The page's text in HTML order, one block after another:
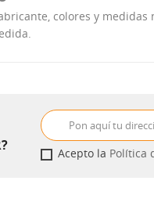
colores y
Acepto la Política